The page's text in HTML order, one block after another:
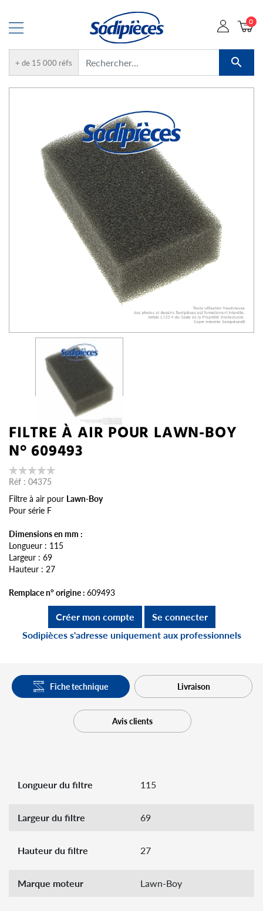
+ de 15 000 réfs 
0
FILTRE À AIR POUR LAWN-BOY
N° 609493
Réf : 04375
Filtre à air pour Lawn-Boy
Pour série F
Dimensions en mm :
Longueur : 115
Largeur : 69
Hauteur : 27
Remplace n° origine : 609493
Créer mon compte
Se connecter
Sodipièces s'adresse uniquement aux professionnels
Fiche technique Livraison
Avis clients
Longueur du filtre 115
Largeur du filtre 69
Hauteur du filtre 27
Marque moteur Lawn-Boy